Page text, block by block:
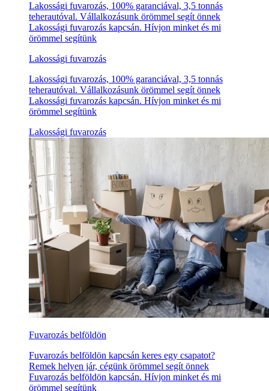
Lakossági fuvarozás, 100% garanciával, 3,5 tonnás
teherautóval. Vállalkozásunk örömmel segít önnek
Lakossági fuvarozás kapcsán. Hívjon minket és mi
örömmel segítünk
Lakossági fuvarozás
Lakossági fuvarozás, 100% garanciával, 3,5 tonnás
teherautóval. Vállalkozásunk örömmel segít önnek
Lakossági fuvarozás kapcsán. Hívjon minket és mi
örömmel segítünk
Lakossági fuvarozás
Fuvarozás belföldön
Fuvarozás belföldön kapcsán keres egy csapatot?
Remek helyen jár, cégünk örömmel segít önnek
Fuvarozás belföldön kapcsán. Hívjon minket és mi
örömmel segítünk